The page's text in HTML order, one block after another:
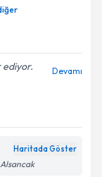
ediyor.
Devamı
Haritada Göster